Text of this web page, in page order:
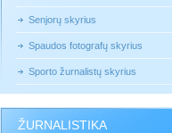
Senjorų skyrius
Spaudos fotografų skyrius
Sporto žurnalistų skyrius
ŽURNALISTIKA